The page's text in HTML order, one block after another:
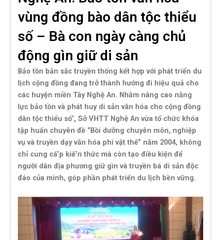
vùng đồng bào dân tộc thiểu
số – Bà con ngày càng chủ
động gìn giữ di sản
Bảo tồn bản sắc truyền thống kết hợp với phát triển du
lịch cộng đồng đang trở thành hướng đi hiệu quả cho
các huyện miền Tây Nghệ An. Nhằm nâng cao năng
lực bảo tồn và phát huy di sản văn hóa cho cộng đồng
dân tộc thiểu số’, Sở VHTT Nghệ An vừa tổ chức khóa
tập huấn chuyên đề “Bồi dưỡng chuyên môn, nghiệp
vụ và truyền dạy văn hóa phi vật thể” năm 2004, không
chỉ cung cấ’p kiế’n thức mà còn tạo điều kiện để
người dân địa phương giữ gìn và truyền bá di sản độc
đáo của mình, góp phần phát triển du lịch bền vững.